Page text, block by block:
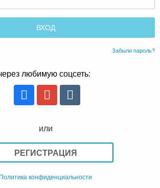
Забыли пароль?
любимую соцсеть:
или
РЕГИСТРАЦИЯ
Политика конфиденциальности